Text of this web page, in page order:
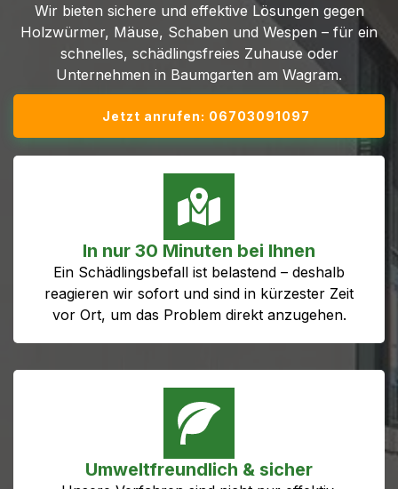
Wir bieten sichere und effektive Lösungen gegen
Holzwürmer, Mäuse, Schaben und Wespen – für ein
schnelles, schädlingsfreies Zuhause oder
Unternehmen in Baumgarten am Wagram.
Jetzt anrufen: 06703091097
In nur 30 Minuten bei Ihnen
Ein Schädlingsbefall ist belastend – deshalb
reagieren wir sofort und sind in kürzester Zeit
vor Ort, um das Problem direkt anzugehen.
Umweltfreundlich & sicher